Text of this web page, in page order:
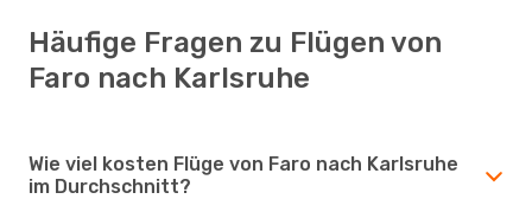
Häufige Fragen zu Flügen von
Faro nach Karlsruhe
Wie viel kosten Flüge von Faro nach Karlsruhe
im Durchschnitt?